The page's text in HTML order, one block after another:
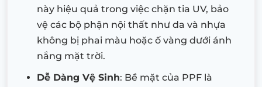
này hiệu quả trong việc chặn tia UV, bảo
vệ các bộ phận nội thất như da và nhựa
không bị phai màu hoặc ố vàng dưới ánh
nắng mặt trời.
Dễ Dàng Vệ Sinh: Bề mặt của PPF là